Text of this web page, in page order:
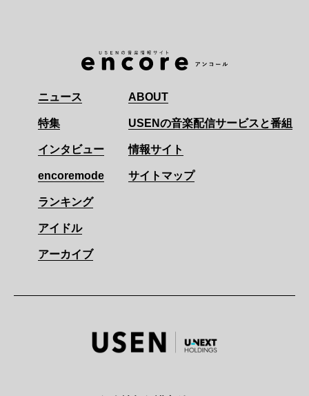
ニュース
特集
インタビュー
encoremode
ランキング
アイドル
アーカイブ
ABOUT
USENの音楽配信サービスと番組
情報サイト
サイトマップ